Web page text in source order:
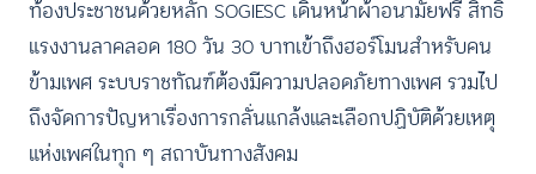
ท้องประชาชนด้วยหลัก SOGIESC เดินหน้าผ้าอนามัยฟรี สิทธิ
แรงงานลาคลอด 180 วัน 30 บาทเข้าถึงฮอร์โมนสำหรับคน
ข้ามเพศ ระบบราชทัณฑ์ต้องมีความปลอดภัยทางเพศ รวมไป
ถึงจัดการปัญหาเรื่องการกลั่นแกล้งและเลือกปฏิบัติด้วยเหตุ
แห่งเพศในทุก ๆ สถาบันทางสังคม